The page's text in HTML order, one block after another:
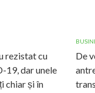
rezistat cu
19, dar unele
chiar și în
De